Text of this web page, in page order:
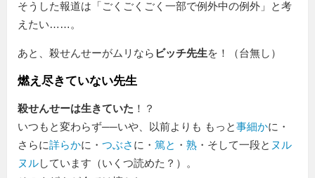
そうした報道は「ごくごくごく一部で例外中の例外」と考
えたい……。
あと、殺せんせーがムリなら ビッチ先生を！（台無し）
燃え尽きていない先生
殺せんせーは生きていた ！？
いつもと変わらず──いや、以前よりも もっと事細かに・
さらに詳らかに・ つぶさ に・ 篤と ・ 熟 ・そして一段と ヌル
ヌルしています（いくつ読めた？）。